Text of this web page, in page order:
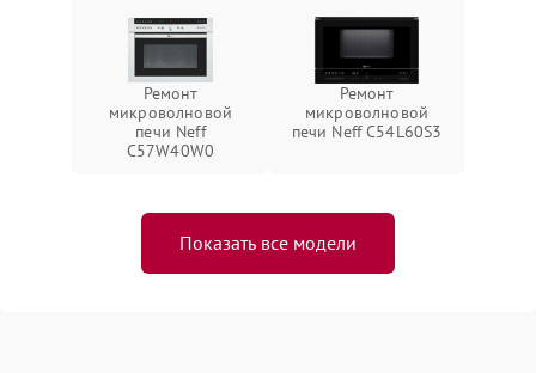
Ремонт
микроволновой
печи Neff
C57W40W0
Ремонт
микроволновой
печи Neff C54L60S3
Показать все модели